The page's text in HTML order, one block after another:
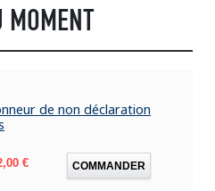
MOMENT
de non déclaration
€ COMMANDER